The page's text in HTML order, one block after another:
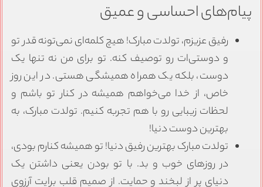
پیام‌های احساسی و عمیق
رفیق عزیزم، تولدت مبارک! هیچ کلمه‌ای نمی‌تونه قدر تو
و دوستی‌ات رو توصیف کنه. تو برای من نه تنها یک
دوست، بلکه یک همراه همیشگی هستی. در این روز
خاص، از خدا می‌خواهم همیشه در کنار تو باشم و
لحظات زیبایی رو با هم تجربه کنیم. تولدت مبارک، به
بهترین دوست دنیا!
تولدت مبارک بهترین رفیق دنیا! تو همیشه کنارم بودی،
در روزهای خوب و بد. با تو بودن یعنی داشتن یک
دنیای پر از لبخند و حمایت. از صمیم قلب برایت آرزوی